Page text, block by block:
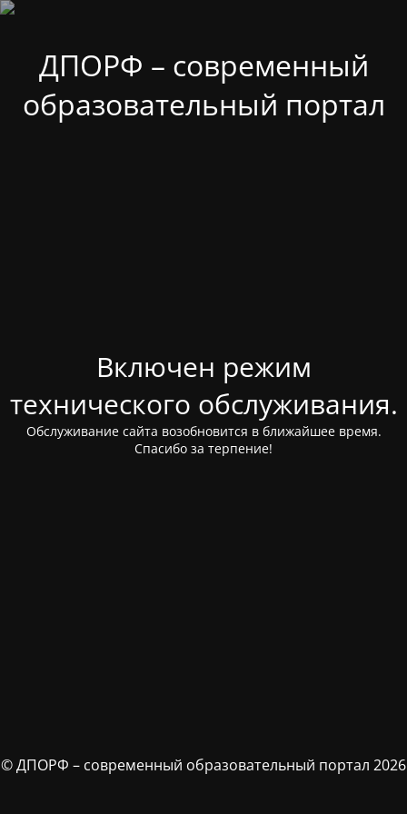
ДПОРФ – современный
образовательный портал
Включен режим
технического обслуживания.
Обслуживание сайта возобновится в ближайшее время.
Спасибо за терпение!
© ДПОРФ – современный образовательный портал 2026